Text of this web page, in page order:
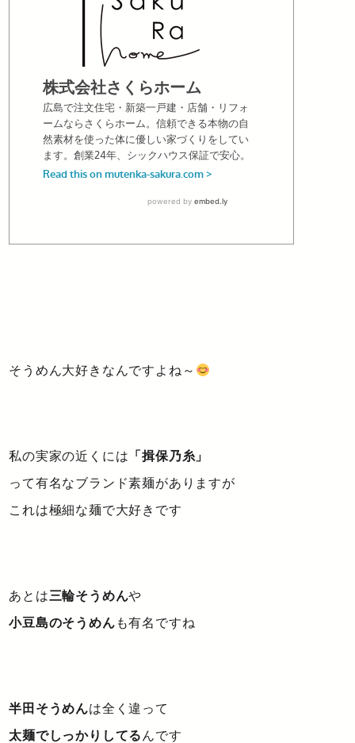
そうめん大好きなんですよね～
私の実家の近くには 「揖保乃糸」
って有名なブランド素麺がありますが
これは極細な麺で大好きです
あとは三輪そうめんや
小豆島のそうめん も有名ですね
半田そうめんは全く違って
太麺でしっかりしてる んです